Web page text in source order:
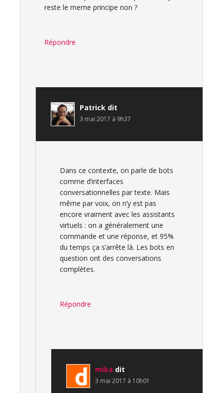
reste le meme principe non ?
Répondre
Patrick dit
3 mai 2017 à 9h37
Dans ce contexte, on parle de bots
comme d’interfaces
conversationnelles par texte. Mais
même par voix, on n’y est pas
encore vraiment avec les assistants
virtuels : on a généralement une
commande et une réponse, et 95%
du temps ça s’arrête là. Les bots en
question ont des conversations
complètes.
Répondre
mika dit
3 mai 2017 à 10h01